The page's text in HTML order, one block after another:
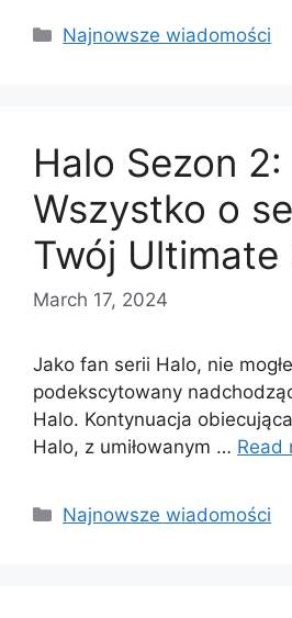
Categories
Najnowsze wiadomości
Halo Sezon 2:
Wszystko o
Twój Ultimate
March 17, 2024
Jako fan serii Halo, nie
podekscytowany
Halo. Kontynuacja
Halo, z umiłowanym … Read
Categories
Najnowsze wiadomości